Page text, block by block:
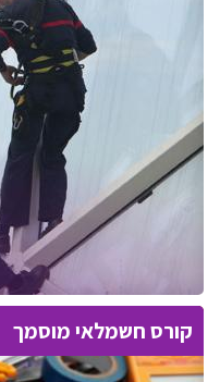
קורס חשמלאי מוסמך